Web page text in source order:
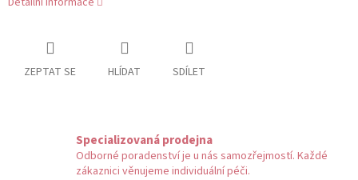
ZEPTAT SE HLÍDAT SDÍLET
Specializovaná prodejna
Odborné poradenství je u nás samozřejmostí. Každé
zákaznici věnujeme individuální péči.